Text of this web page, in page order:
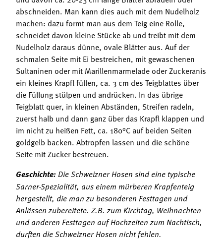
abschneiden. Man kann dies auch mit dem Nudelholz
machen: dazu formt man aus dem Teig eine Rolle,
schneidet davon kleine Stücke ab und treibt mit dem
Nudelholz daraus dünne, ovale Blätter aus. Auf der
schmalen Seite mit Ei bestreichen, mit gewaschenen
Sultaninen oder mit Marillenmarmelade oder Zuckeranis
ein kleines Krapfl füllen, ca. 3 cm des Teigblattes über
die Füllung stülpen und andrücken. In das übrige
Teigblatt quer, in kleinen Abständen, Streifen radeln,
zuerst halb und dann ganz über das Krapfl klappen und
im nicht zu heißen Fett, ca. 180°C auf beiden Seiten
goldgelb backen. Abtropfen lassen und die schöne
Seite mit Zucker bestreuen.
Geschichte: Die Schweizner Hosen sind eine typische
Sarner-Spezialität, aus einem mürberen Krapfenteig
hergestellt, die man zu besonderen Festtagen und
Anlässen zubereitete. Z.B. zum Kirchtag, Weihnachten
und anderen Festtagen auf Hochzeiten zum Nachtisch,
durften die Schweizner Hosen nicht fehlen.